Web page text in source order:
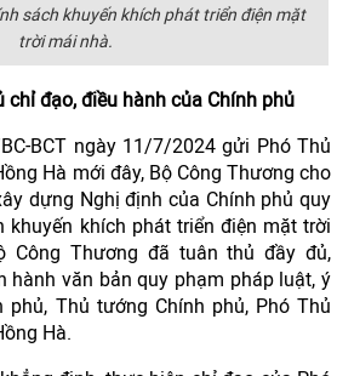
sách khuyến khích phát triển điện mặt
trời mái nhà.
chỉ đạo, điều hành của Chính phủ
BCT ngày 11/7/2024 gửi Phó Thủ
Hà mới đây, Bộ Công Thương cho
dựng Nghị định của Chính phủ quy
khuyến khích phát triển điện mặt trời
Công Thương đã tuân thủ đầy đủ,
hành văn bản quy phạm pháp luật, ý
phủ, Thủ tướng Chính phủ, Phó Thủ
Hà.